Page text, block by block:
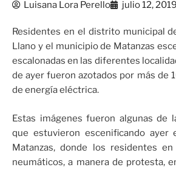
Luisana Lora Perello julio 12, 2019
Residentes en el distrito municipal
Llano y el municipio de Matanzas
escalonadas en las diferentes
de ayer fueron azotados por más de
de energía eléctrica.
Estas imágenes fueron algunas de
que estuvieron escenificando ayer
Matanzas, donde los residentes
neumáticos, a manera de protesta,